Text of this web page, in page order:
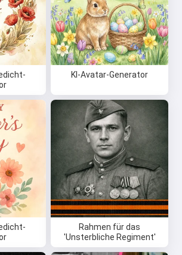
KI-Avatar-Generator
Rahmen für das
'Unsterbliche Regiment'
es kostenlos aus
akzeptiere: Nutzungsbedingungen,